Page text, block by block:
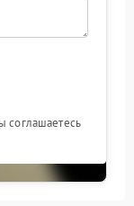
соглашаетесь